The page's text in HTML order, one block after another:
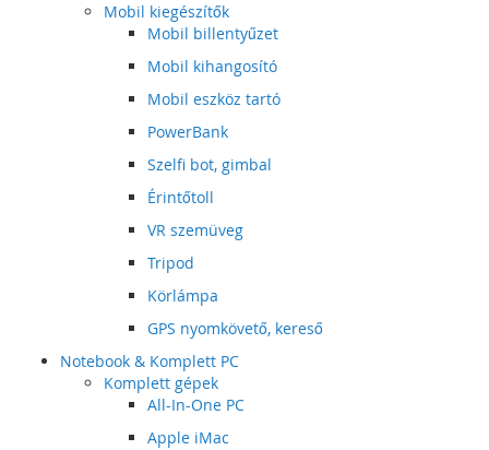
Mobil kiegészítők
Mobil billentyűzet
Mobil kihangosító
Mobil eszköz tartó
PowerBank
Szelfi bot, gimbal
Érintőtoll
VR szemüveg
Tripod
Körlámpa
GPS nyomkövető, kereső
Notebook & Komplett PC
Komplett gépek
All-In-One PC
Apple iMac